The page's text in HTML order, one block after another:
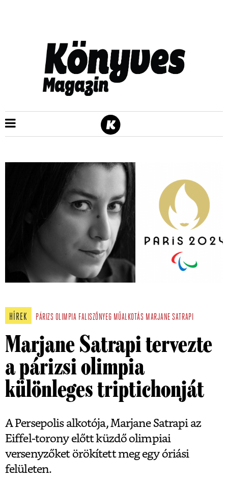
HÍREK PÁRIZS OLIMPIA FALISZŐNYEG MŰALKOTÁS MARJANE SATRAPI
Marjane Satrapi tervezte
a párizsi olimpia
különleges triptichonját
A Persepolis alkotója, Marjane Satrapi az
Eiffel-torony előtt küzdő olimpiai
versenyzőket örökített meg egy óriási
felületen.